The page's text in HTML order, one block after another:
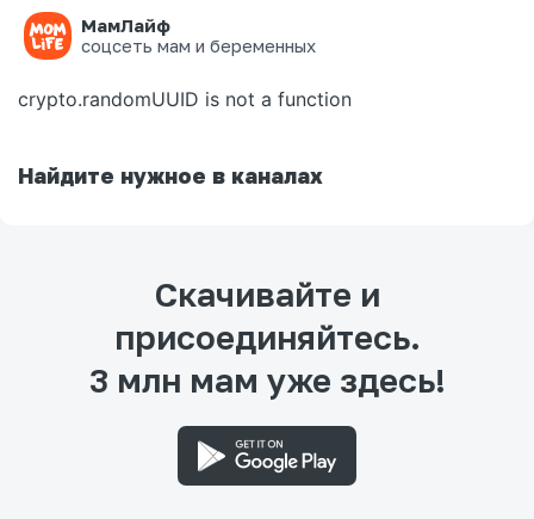
МамЛайф
соцсеть мам и беременных
Ошибка на странице
crypto.randomUUID is not a function
Найдите нужное в каналах
Скачивайте и
присоединяйтесь.
3 млн мам уже здесь!